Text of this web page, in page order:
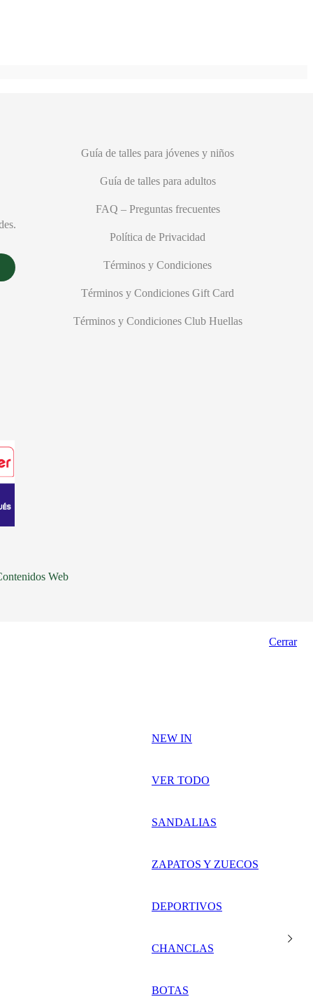
Guía de talles para jóvenes y niños
Guía de talles para adultos
FAQ – Preguntas frecuentes
Política de Privacidad
Términos y Condiciones
Términos y Condiciones Gift Card
Términos y Condiciones Club Huellas
Web
Cerrar
NEW IN
VER TODO
SANDALIAS
ZAPATOS Y ZUECOS
DEPORTIVOS
CHANCLAS
BOTAS